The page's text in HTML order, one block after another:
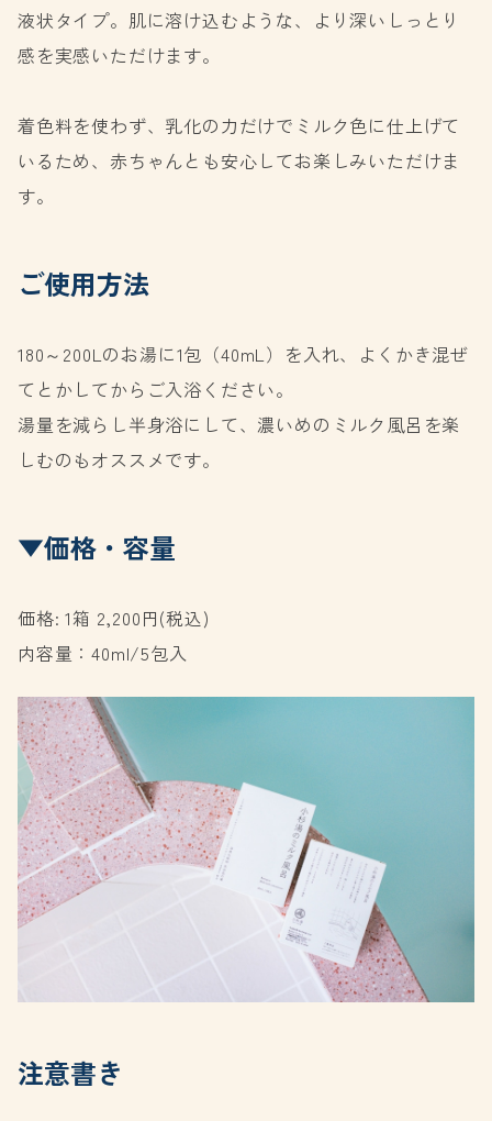
液状タイプ。肌に溶け込むような、より深いしっとり
感を実感いただけます。
着色料を使わず、乳化の力だけでミルク色に仕上げて
いるため、赤ちゃんとも安心してお楽しみいただけま
す。
ご使用方法
180～200Lのお湯に1包（40mL）を入れ、よくかき混ぜ
てとかしてからご入浴ください。
湯量を減らし半身浴にして、濃いめのミルク風呂を楽
しむのもオススメです。
▼価格・容量
価格: 1箱 2,200円(税込)
内容量：40ml/5包入
注意書き